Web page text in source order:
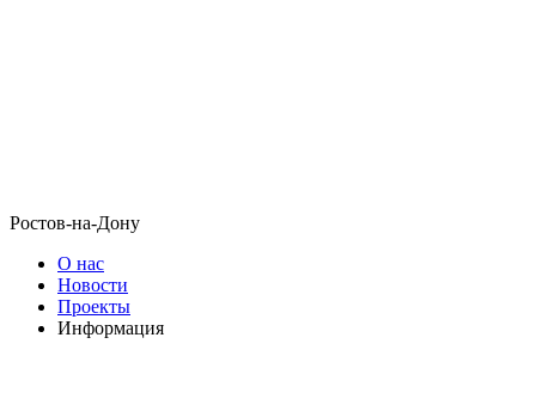
Ростов-на-Дону
О нас
Новости
Проекты
Информация